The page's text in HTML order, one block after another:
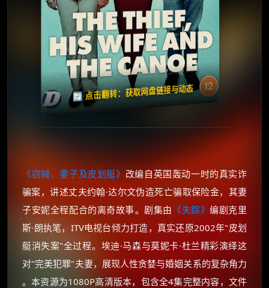
🔄 点击翻转：获取网盘链接与动态
失效请反馈
🧧️
天天领红包
《窃贼、妻子及皮划艇》 改编自英国轰动一时的真实诈
骗案，讲述丈夫约翰·达尔文伪造死亡骗取保险金，其妻
子安妮全程配合的离奇故事​。剧集由 《失踪》编剧克里
斯·朗执笔，ITV电视台倾力打造，真实还原2002年"皮划
艇消失案"全过程​。埃迪·马森与莫妮卡·杜兰精彩演绎这
对"完美犯罪"夫妻，展现人性贪婪与婚姻关系的复杂角力​
。本资源为1080P高清版本，包含全4集完整内容，文件